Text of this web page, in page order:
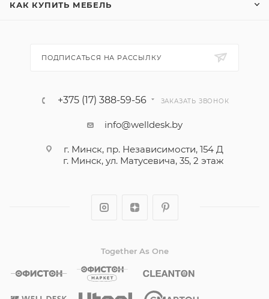
КАК КУПИТЬ МЕБЕЛЬ
ПОДПИСАТЬСЯ НА РАССЫЛКУ
+375 (17) 388-59-56 ЗАКАЗАТЬ ЗВОНОК
info@welldesk.by
г. Минск, пр. Независимости, 154 Д
г. Минск, ул. Матусевича, 35, 2 этаж
Together As One